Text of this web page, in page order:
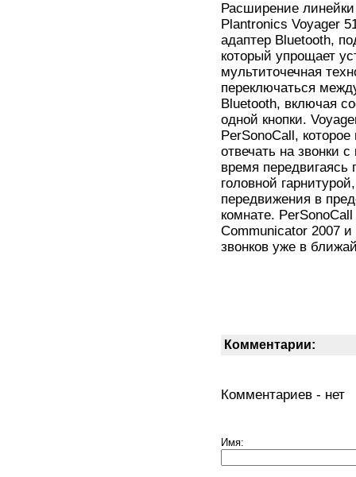
Расширение
Plantronics Voyager
адаптер Bluetooth,
который упрощает
мультиточечная
переключаться
Bluetooth, включая
одной кнопки.
PerSonoCall,
отвечать на звонки
время
головной
передвижения в
комнате.
Communicator 2007 и
звонков уже в
Комментарии:
Комментариев - нет
Имя: